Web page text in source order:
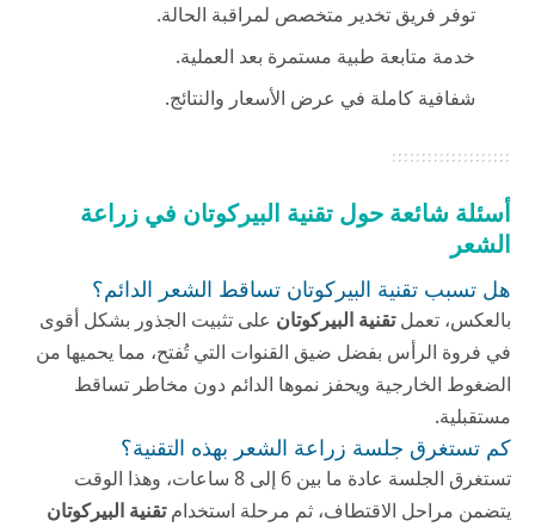
توفر فريق تخدير متخصص لمراقبة الحالة.
خدمة متابعة طبية مستمرة بعد العملية.
شفافية كاملة في عرض الأسعار والنتائج.
أسئلة شائعة حول تقنية البيركوتان في زراعة
الشعر
هل تسبب تقنية البيركوتان تساقط الشعر الدائم؟
بالعكس، تعملتقنية البيركوتان على تثبيت الجذور بشكل أقوى
في فروة الرأس بفضل ضيق القنوات التي تُفتح، مما يحميها من
الضغوط الخارجية ويحفز نموها الدائم دون مخاطر تساقط
مستقبلية.
كم تستغرق جلسة زراعة الشعر بهذه التقنية؟
تستغرق الجلسة عادة ما بين 6 إلى 8 ساعات، وهذا الوقت
يتضمن مراحل الاقتطاف، ثم مرحلة استخدامتقنية البيركوتان